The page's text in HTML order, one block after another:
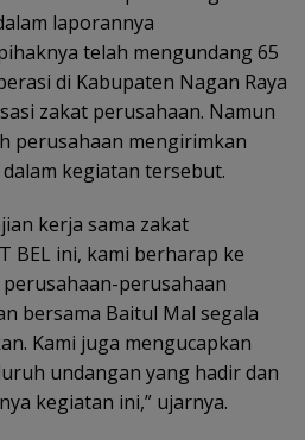
laporannya
telah mengundang 65
di Kabupaten Nagan Raya
zakat perusahaan. Namun
perusahaan mengirimkan
kegiatan tersebut.
kerja sama zakat
BEL ini, kami berharap ke
perusahaan
bersama Baitul Mal segala
Kami juga mengucapkan
undangan yang hadir dan
kegiatan ini,” ujarnya.